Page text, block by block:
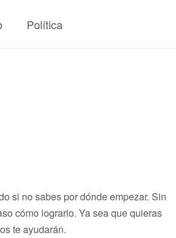
Política
si no sabes por dónde empezar. Sin
cómo lograrlo. Ya sea que quieras
te ayudarán.